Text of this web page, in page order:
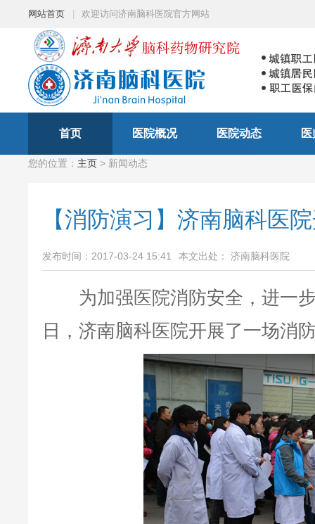
网站首页 欢迎访问济南脑科医院官方网站
首页 医院概况 医院动态
您的位置： 主页 > 新闻动态
【消防演习】济南脑科医
发布时间：2017-03-24 15:41 本文出处： 济南脑科医院
为加强医院消防安全，进一步
日，济南脑科医院开展了一场消